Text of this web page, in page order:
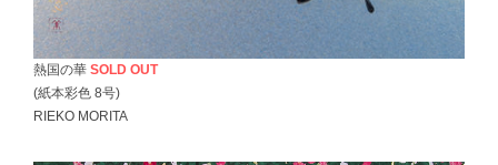
熱国の華 SOLD OUT
(紙本彩色 8号)
RIEKO MORITA